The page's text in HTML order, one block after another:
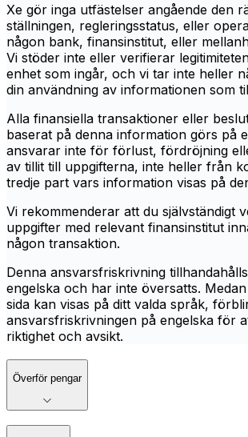
Xe gör inga utfästelser angående den
ställningen, regleringsstatus, eller
någon bank, finansinstitut, eller
Vi stöder inte eller verifierar
enhet som ingår, och vi tar inte heller
din användning av informationen som
Alla finansiella transaktioner eller
baserat på denna information görs på
ansvarar inte för förlust, fördröjning
av tillit till uppgifterna, inte heller från
tredje part vars information visas på
Vi rekommenderar att du självständigt
uppgifter med relevant finansinstitut
någon transaktion.
Denna ansvarsfriskrivning
engelska och har inte översatts.
sida kan visas på ditt valda språk,
ansvarsfriskrivningen på engelska för
riktighet och avsikt.
Överför pengar